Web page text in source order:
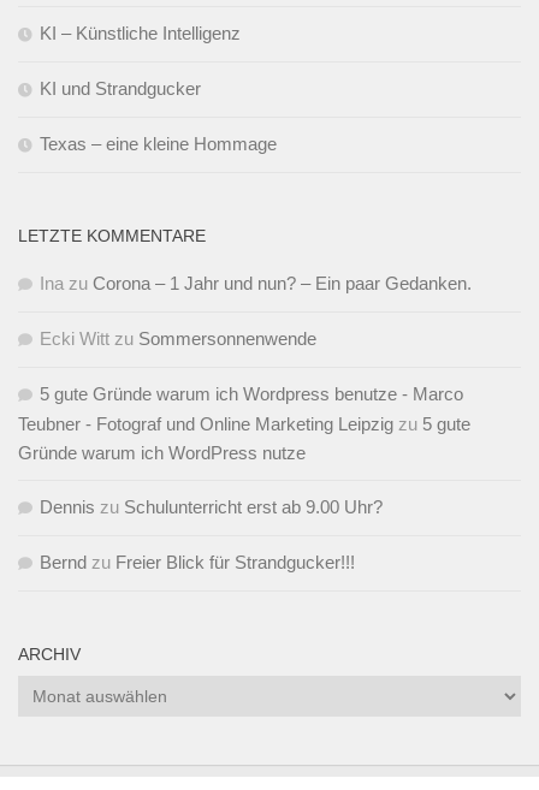
KI – Künstliche Intelligenz
KI und Strandgucker
Texas – eine kleine Hommage
LETZTE KOMMENTARE
Ina zu Corona – 1 Jahr und nun? – Ein paar Gedanken.
Ecki Witt zu Sommersonnenwende
5 gute Gründe warum ich Wordpress benutze - Marco
Teubner - Fotograf und Online Marketing Leipzig zu 5 gute
Gründe warum ich WordPress nutze
Dennis zu Schulunterricht erst ab 9.00 Uhr?
Bernd zu Freier Blick für Strandgucker!!!
ARCHIV
Archiv